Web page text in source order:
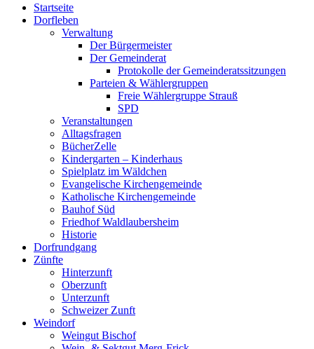
oben
scrollen
Startseite
Dorfleben
Verwaltung
Der Bürgermeister
Der Gemeinderat
Protokolle der Gemeinderatssitzungen
Parteien & Wählergruppen
Freie Wählergruppe Strauß
SPD
Veranstaltungen
Alltagsfragen
BücherZelle
Kindergarten – Kinderhaus
Spielplatz im Wäldchen
Evangelische Kirchengemeinde
Katholische Kirchengemeinde
Bauhof Süd
Friedhof Waldlaubersheim
Historie
Dorfrundgang
Zünfte
Hinterzunft
Oberzunft
Unterzunft
Schweizer Zunft
Weindorf
Weingut Bischof